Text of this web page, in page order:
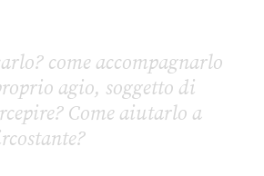
come accompagnarlo
agio, soggetto di
Come aiutarlo a